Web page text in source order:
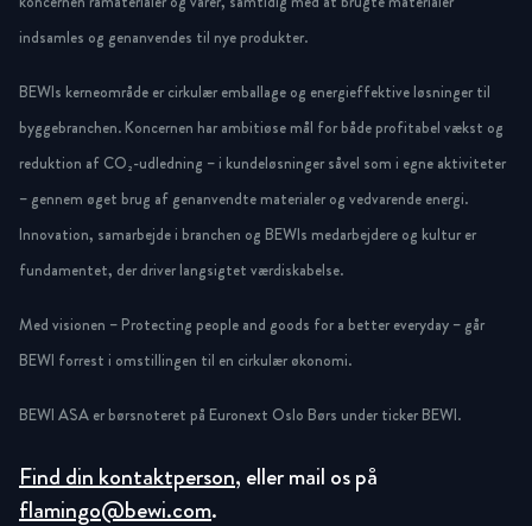
indsamles og genanvendes til nye produkter.
BEWIs kerneområde er cirkulær emballage og energieffektive løsninger til
byggebranchen. Koncernen har ambitiøse mål for både profitabel vækst og
reduktion af CO₂-udledning – i kundeløsninger såvel som i egne aktiviteter
– gennem øget brug af genanvendte materialer og vedvarende energi.
Innovation, samarbejde i branchen og BEWIs medarbejdere og kultur er
fundamentet, der driver langsigtet værdiskabelse.
Med visionen – Protecting people and goods for a better everyday – går
BEWI forrest i omstillingen til en cirkulær økonomi.
BEWI ASA er børsnoteret på Euronext Oslo Børs under ticker BEWI.
Find din kontaktperson, eller mail os på
flamingo@bewi.com.